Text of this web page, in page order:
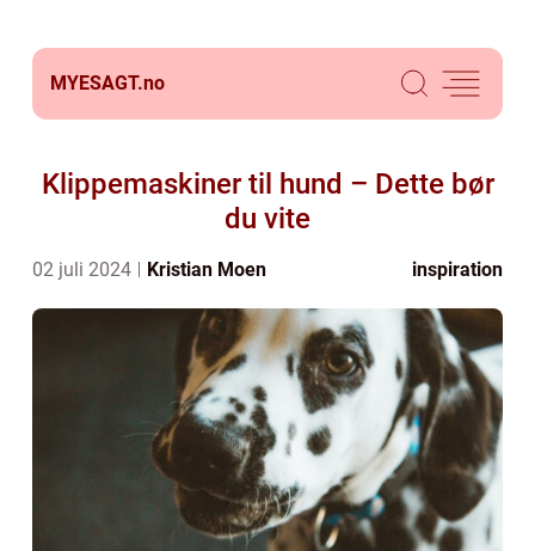
MYESAGT.no
Klippemaskiner til hund – Dette bør
du vite
02 juli 2024 Kristian Moen inspiration